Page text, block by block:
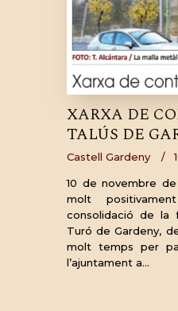
XARXA DE
TALÚS DE
Castell Gardeny
10 de novembre de
molt
consolidació de la
Turó de Gardeny,
molt temps per
l’ajuntament a…